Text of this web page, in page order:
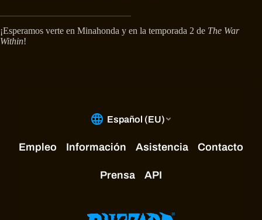
¡Esperamos verte en Minahonda y en la temporada 2 de The War
Within!